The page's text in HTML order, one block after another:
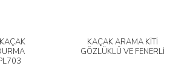
KAÇAK ARAMA KİTİ
GÖZLÜKLÜ VE FENERLİ